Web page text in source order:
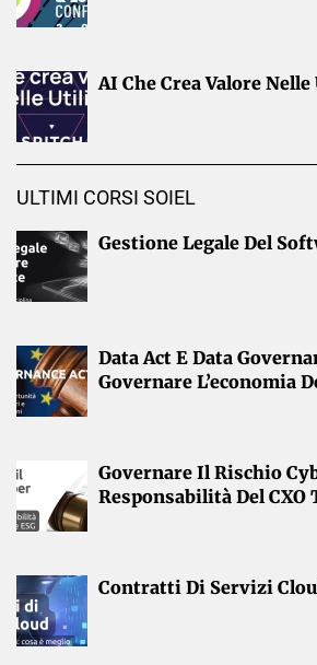
AI Che Crea Valore
ULTIMI CORSI SOIEL
Gestione Legale Del
Data Act E Data
Governare L’economia
Governare Il Rischio
Responsabilità Del CXO
Contratti Di Servizi